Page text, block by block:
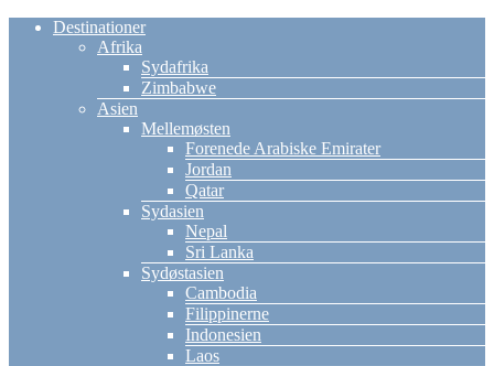
Destinationer
Afrika
Sydafrika
Zimbabwe
Asien
Mellemøsten
Forenede Arabiske Emirater
Jordan
Qatar
Sydasien
Nepal
Sri Lanka
Sydøstasien
Cambodia
Filippinerne
Indonesien
Laos